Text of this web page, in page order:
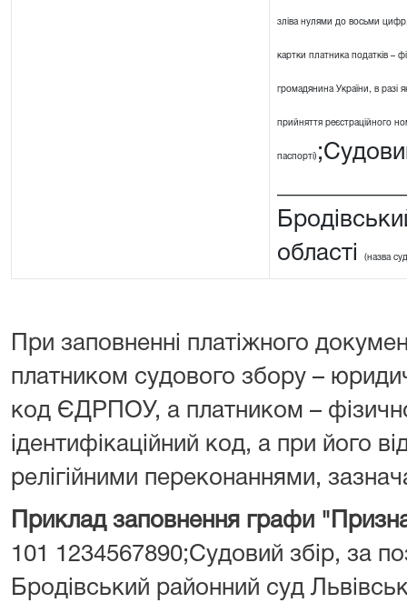
зліва нулями до восьми
картки платника податків –
громадянина України, в разі
прийняття реєстраційного
паспорті)
області
(назва
При заповненні платіжного
платником судового збору –
код ЄДРПОУ, а платником –
ідентифікаційний код, а при його
релігійними переконаннями,
Приклад заповнення графи
101 1234567890;Судовий збір, за
Бродівський районний суд